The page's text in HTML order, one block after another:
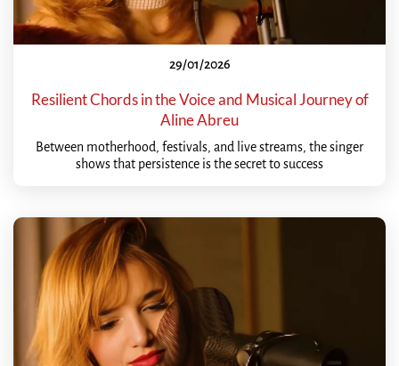
29/01/2026
Resilient Chords in the Voice and Musical Journey of
Aline Abreu
Between motherhood, festivals, and live streams, the singer
shows that persistence is the secret to success